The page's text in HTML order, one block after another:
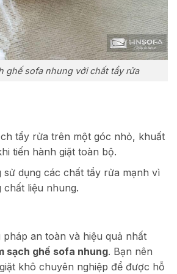
ghế sofa nhung với chất tẩy rửa
tẩy rửa trên một góc nhỏ, khuất
tiến hành giặt toàn bộ.
sử dụng các chất tẩy rửa mạnh vì
liệu nhung.
an toàn và hiệu quả nhất
sạch ghế sofa nhung. Bạn nên
khô chuyên nghiệp để được hỗ